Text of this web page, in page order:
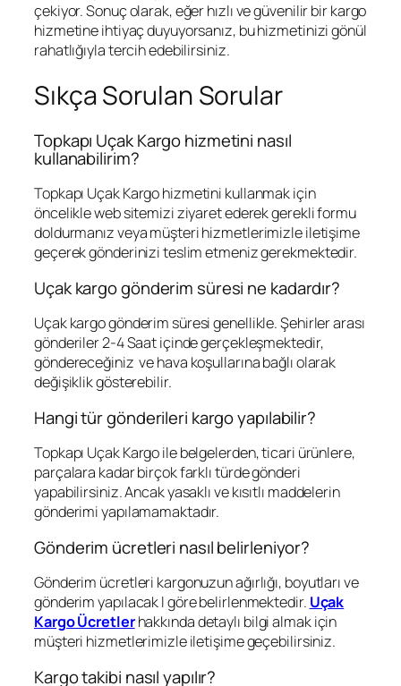
çekiyor. Sonuç olarak, eğer hızlı ve güvenilir bir kargo
hizmetine ihtiyaç duyuyorsanız, bu hizmetinizi gönül
rahatlığıyla tercih edebilirsiniz.
Sıkça Sorulan Sorular
Topkapı Uçak Kargo hizmetini nasıl
kullanabilirim?
Topkapı Uçak Kargo hizmetini kullanmak için
öncelikle web sitemizi ziyaret ederek gerekli formu
doldurmanız veya müşteri hizmetlerimizle iletişime
geçerek gönderinizi teslim etmeniz gerekmektedir.
Uçak kargo gönderim süresi ne kadardır?
Uçak kargo gönderim süresi genellikle. Şehirler arası
gönderiler 2-4 Saat içinde gerçekleşmektedir,
göndereceğiniz ve hava koşullarına bağlı olarak
değişiklik gösterebilir.
Hangi tür gönderileri kargo yapılabilir?
Topkapı Uçak Kargo ile belgelerden, ticari ürünlere,
parçalara kadar birçok farklı türde gönderi
yapabilirsiniz. Ancak yasaklı ve kısıtlı maddelerin
gönderimi yapılamamaktadır.
Gönderim ücretleri nasıl belirleniyor?
Gönderim ücretleri kargonuzun ağırlığı, boyutları ve
gönderim yapılacak l göre belirlenmektedir. Uçak
Kargo Ücretlerhakkında detaylı bilgi almak için
müşteri hizmetlerimizle iletişime geçebilirsiniz.
Kargo takibi nasıl yapılır?